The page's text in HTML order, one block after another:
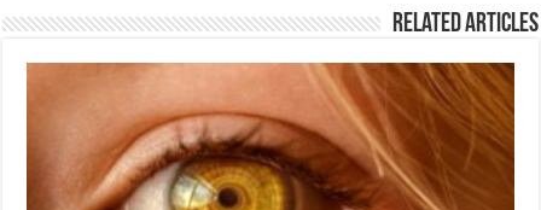
Related Articles